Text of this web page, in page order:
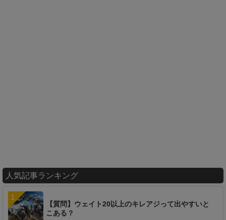
人気記事ランキング
【質問】ウェイト20以上のキレアジって出やすいと
こある？